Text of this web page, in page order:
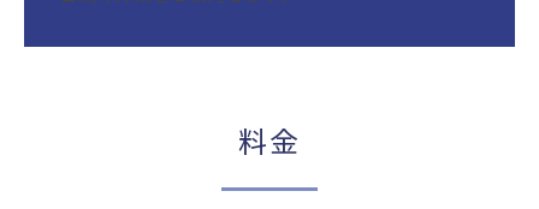
料金